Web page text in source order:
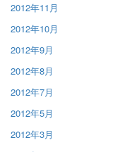
2012年11月
2012年10月
2012年9月
2012年8月
2012年7月
2012年5月
2012年3月